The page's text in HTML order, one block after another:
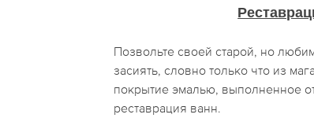
Позвольте своей старой, но
засиять, словно только что из
покрытие эмалью, выполненное
реставрация ванн.